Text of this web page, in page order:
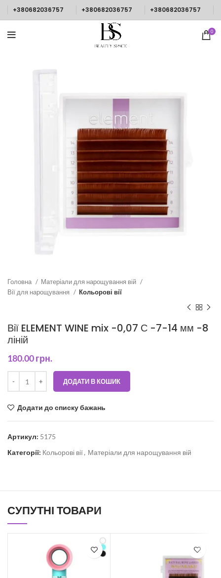
+380682036757 +380682036757 +380682036757
0
Головна
Матеріали для нарощування вій
Вії для нарощування
Кольорові вії
Вії ELEMENT WINE mix -0,07 С -7-14 мм -8
ліній
180.00грн.
ДОДАТИ В КОШИК
Додати до списку бажань
Артикул: 5175
Категорії: Кольорові вії, Матеріали для нарощування вій
СУПУТНІ ТОВАРИ